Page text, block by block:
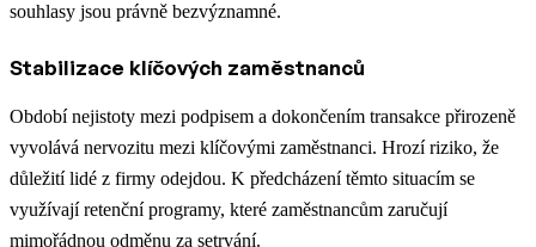
souhlasy jsou právně bezvýznamné.
Stabilizace klíčových zaměstnanců
Období nejistoty mezi podpisem a dokončením transakce přirozeně
vyvolává nervozitu mezi klíčovými zaměstnanci. Hrozí riziko, že
důležití lidé z firmy odejdou. K předcházení těmto situacím se
využívají retenční programy, které zaměstnancům zaručují
mimořádnou odměnu za setrvání.